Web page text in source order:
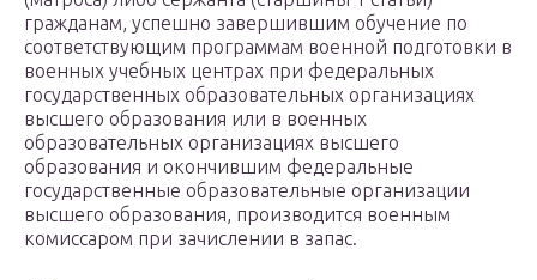
гражданам, успешно завершившим обучение по
соответствующим программам военной подготовки в
военных учебных центрах при федеральных
государственных образовательных организациях
высшего образования или в военных
образовательных организациях высшего
образования и окончившим федеральные
государственные образовательные организации
высшего образования, производится военным
комиссаром при зачислении в запас.